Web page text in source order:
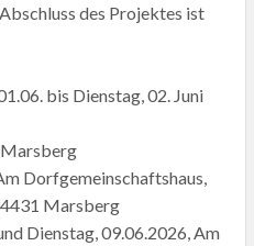
des Projektes ist
bis Dienstag, 02. Juni
Dorfgemeinschaftshaus,
Marsberg
Dienstag, 09.06.2026, Am